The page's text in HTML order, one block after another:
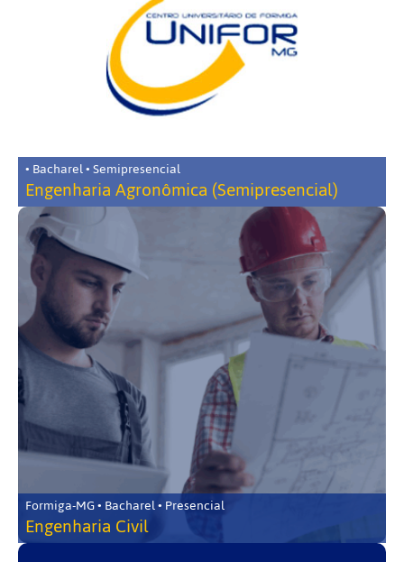
• Bacharel • Semipresencial
Engenharia Agronômica (Semipresencial)
Formiga-MG • Bacharel • Presencial
Engenharia Civil